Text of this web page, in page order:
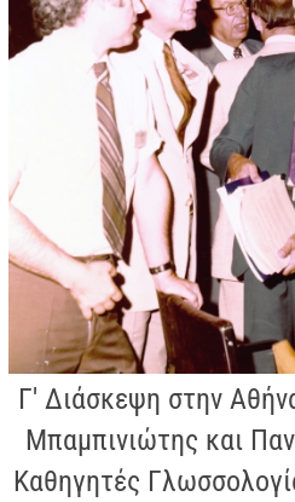
Γ' Διάσκεψη στην
Μπαμπινιώτης και
Καθηγητές